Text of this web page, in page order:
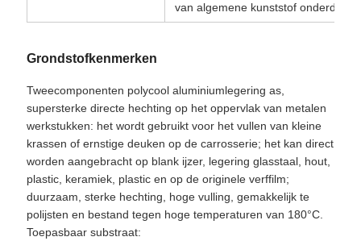
van algemene kunststof onderdelen.
Grondstofkenmerken
Tweecomponenten polycool aluminiumlegering as,
supersterke directe hechting op het oppervlak van metalen
werkstukken: het wordt gebruikt voor het vullen van kleine
krassen of ernstige deuken op de carrosserie; het kan direct
worden aangebracht op blank ijzer, legering glasstaal, hout,
plastic, keramiek, plastic en op de originele verffilm;
duurzaam, sterke hechting, hoge vulling, gemakkelijk te
polijsten en bestand tegen hoge temperaturen van 180°C.
Toepasbaar substraat: